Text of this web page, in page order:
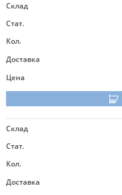
Склад
Стат.
Кол.
Доставка
Цена
Склад
Стат.
Кол.
Доставка